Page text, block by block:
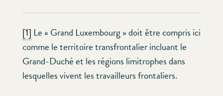
[1] Le « Grand Luxembourg » doit être compris ici
comme le territoire transfrontalier incluant le
Grand-Duché et les régions limitrophes dans
lesquelles vivent les travailleurs frontaliers.